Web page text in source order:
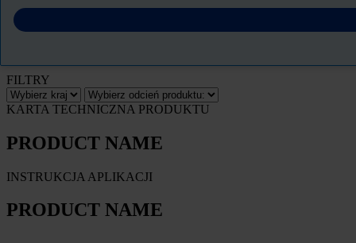
Pobierz Kartę charakterystyki
FILTRY
KARTA TECHNICZNA PRODUKTU
PRODUCT NAME
INSTRUKCJA APLIKACJI
PRODUCT NAME